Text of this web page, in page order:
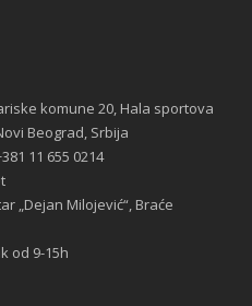
komune 20, Hala sportova
Beograd, Srbija
11 655 0214
„Dejan Milojević“, Braće
od 9-15h